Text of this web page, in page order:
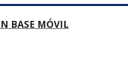
BASE MÓVIL